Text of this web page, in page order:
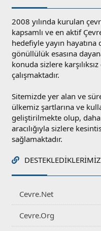
2008 yılında kurulan
kapsamlı ve en aktif
hedefiyle yayın
gönüllülük esasına
konuda sizlere
çalışmaktadır.
Sitemizde yer alan ve
ülkemiz şartlarına ve
geliştirilmekte olup,
aracılığıyla sizlere
sağlamaktadır.
DESTEKLEDIKLERIMIZ
Cevre.Net
Cevre.Org